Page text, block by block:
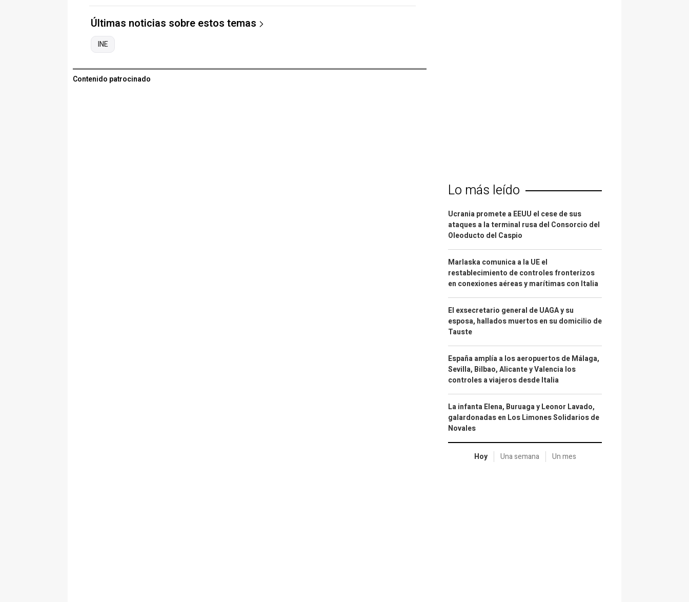
Últimas noticias sobre estos temas
INE
Contenido patrocinado
Lo más leído
Ucrania promete a EEUU el cese de sus
ataques a la terminal rusa del Consorcio del
Oleoducto del Caspio
Marlaska comunica a la UE el
restablecimiento de controles fronterizos
en conexiones aéreas y marítimas con Italia
El exsecretario general de UAGA y su
esposa, hallados muertos en su domicilio de
Tauste
España amplía a los aeropuertos de Málaga,
Sevilla, Bilbao, Alicante y Valencia los
controles a viajeros desde Italia
La infanta Elena, Buruaga y Leonor Lavado,
galardonadas en Los Limones Solidarios de
Novales
Hoy Una semana Un mes